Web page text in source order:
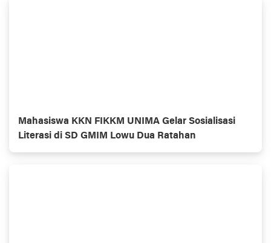
Mahasiswa KKN FIKKM UNIMA Gelar Sosialisasi
Literasi di SD GMIM Lowu Dua Ratahan